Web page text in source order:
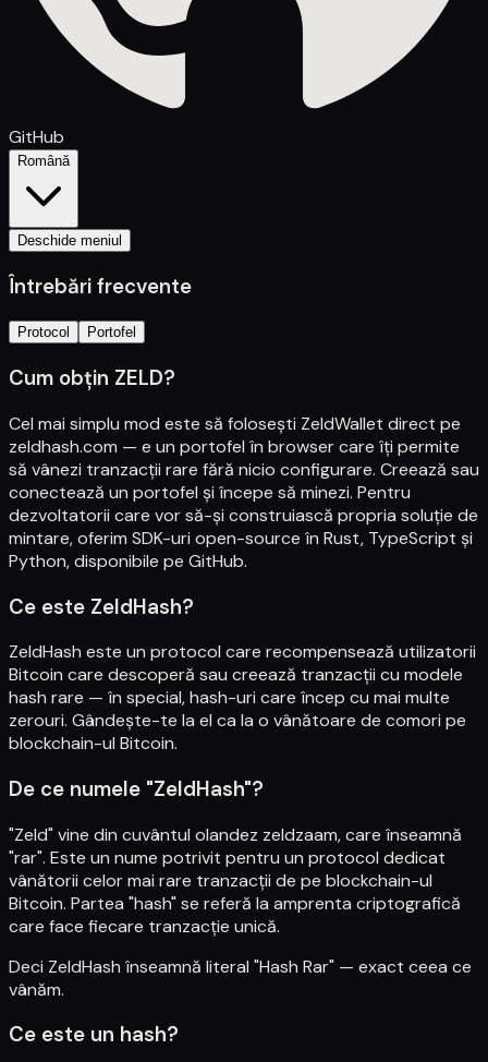
GitHub
Română
Deschide meniul
Întrebări frecvente
Protocol Portofel
Cum obțin ZELD?
Cel mai simplu mod este să folosești ZeldWallet direct pe
zeldhash.com — e un portofel în browser care îți permite
să vânezi tranzacții rare fără nicio configurare. Creează sau
conectează un portofel și începe să minezi. Pentru
dezvoltatorii care vor să-și construiască propria soluție de
mintare, oferim SDK-uri open-source în Rust, TypeScript și
Python, disponibile pe GitHub.
Ce este ZeldHash?
ZeldHash este un protocol care recompensează utilizatorii
Bitcoin care descoperă sau creează tranzacții cu modele
hash rare — în special, hash-uri care încep cu mai multe
zerouri. Gândește-te la el ca la o vânătoare de comori pe
blockchain-ul Bitcoin.
De ce numele "ZeldHash"?
"Zeld" vine din cuvântul olandez zeldzaam, care înseamnă
"rar". Este un nume potrivit pentru un protocol dedicat
vânătorii celor mai rare tranzacții de pe blockchain-ul
Bitcoin. Partea "hash" se referă la amprenta criptografică
care face fiecare tranzacție unică.
Deci ZeldHash înseamnă literal "Hash Rar" — exact ceea ce
vânăm.
Ce este un hash?